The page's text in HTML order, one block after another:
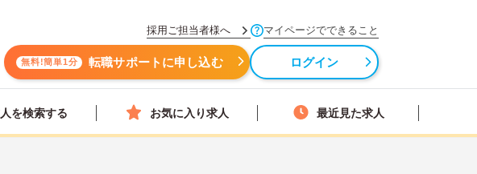
採用ご担当者様へ マイページでできること
無料!簡単1分 転職サポートに申し込む ログイン
を検索する お気に入り求人 最近見た求人